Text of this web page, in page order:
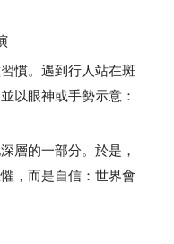
慣。遇到行人站在斑
以眼神或手勢示意：
的一部分。於是，
，而是自信：世界會